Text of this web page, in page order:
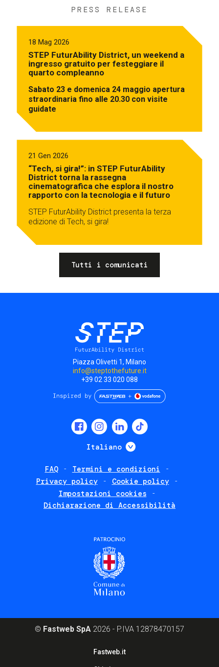
PRESS RELEASE
18 Mag 2026
STEP FuturAbility District, un weekend a
ingresso gratuito per festeggiare il
quarto compleanno
Sabato 23 e domenica 24 maggio apertura
straordinaria fino alle 20.30 con visite
guidate
21 Gen 2026
“Tech, si gira!”: in STEP FuturAbility
District torna la rassegna
cinematografica che esplora il nostro
rapporto con la tecnologia e il futuro
STEP FuturAbility District presenta la terza
edizione di Tech, si gira!
Tutti i comunicati
Piazza Olivetti 1, Milano
info@steptothefuture.it
+39 02 33 020 088
Italiano Mostra ulteriori
FAQ
Termini e condizioni
Privacy policy
Cookie policy
Impostazioni cookies
Dichiarazione di Accessibilità
© Fastweb SpA 2026 - P.IVA 12878470157
Fastweb.it